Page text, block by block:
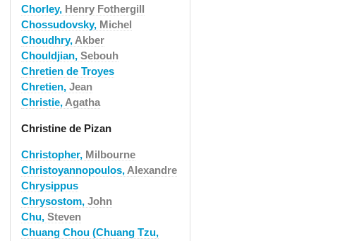
Chorley, Henry Fothergill
Chossudovsky, Michel
Choudhry, Akber
Chouldjian, Sebouh
Chretien de Troyes
Chretien, Jean
Christie, Agatha
Christine de Pizan
Christopher, Milbourne
Christoyannopoulos, Alexandre
Chrysippus
Chrysostom, John
Chu, Steven
Chuang Chou (Chuang Tzu,